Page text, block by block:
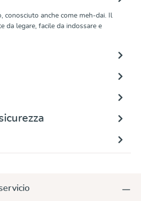
conosciuto anche come meh-dai. Il
da legare, facile da indossare e